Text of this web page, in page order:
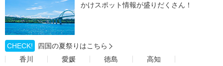
かけスポット情報が盛りだくさん！
CHECK!
四国の夏祭りはこちら
香川
愛媛 徳島 高知